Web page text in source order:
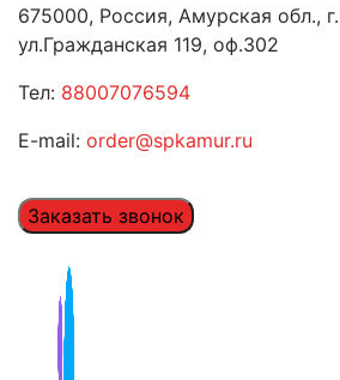
675000, Россия, Амурская обл.,
ул.Гражданская 119, оф.302
Тел: 88007076594
E-mail: order@spkamur.ru
Заказать звонок